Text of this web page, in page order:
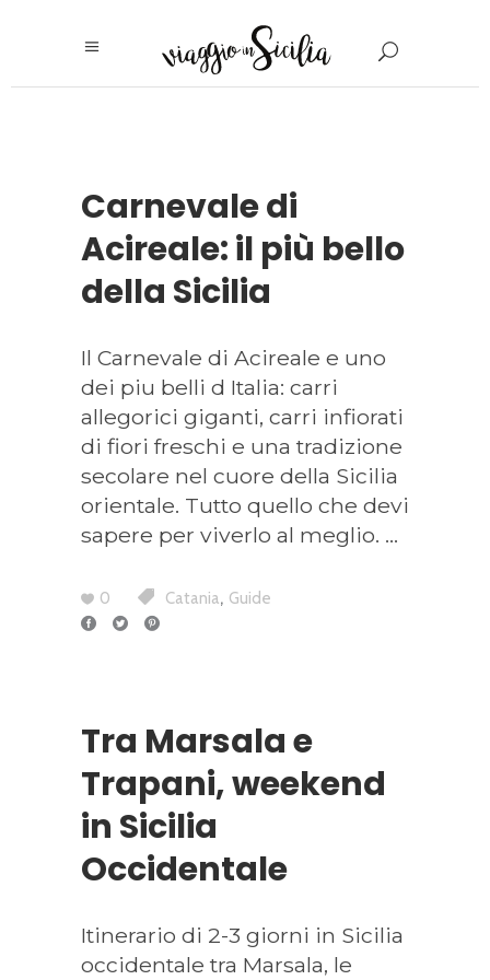
Carnevale di
Acireale: il più bello
della Sicilia
Il Carnevale di Acireale e uno
dei piu belli d Italia: carri
allegorici giganti, carri infiorati
di fiori freschi e una tradizione
secolare nel cuore della Sicilia
orientale. Tutto quello che devi
sapere per viverlo al meglio.
0 Catania, Guide
Tra Marsala e
Trapani, weekend
in Sicilia
Occidentale
Itinerario di 2-3 giorni in Sicilia
occidentale tra Marsala, le